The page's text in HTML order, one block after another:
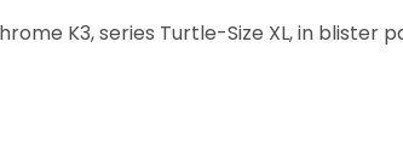
K3, series Turtle-Size XL, in blister